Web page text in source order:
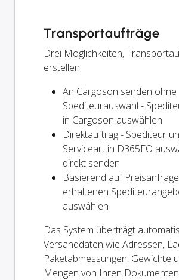
Transportaufträge
Drei Möglichkeiten,
erstellen:
An Cargoson senden ohne
Spediteurauswahl -
in Cargoson auswählen
Direktauftrag - Spediteur
Serviceart in D365FO
direkt senden
Basierend auf
erhaltenen
auswählen
Das System überträgt
Versanddaten wie Adressen,
Paketabmessungen, Gewichte
Mengen von Ihren